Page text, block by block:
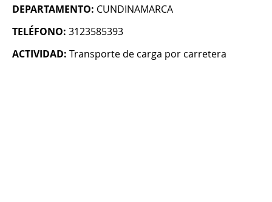
DEPARTAMENTO: CUNDINAMARCA
TELÉFONO: 3123585393
ACTIVIDAD: Transporte de carga por carretera